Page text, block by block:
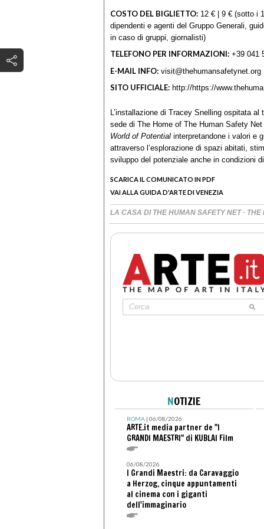
COSTO DEL BIGLIETTO: 12 € | 9 € (sotto i
dipendenti e agenti del Gruppo Generali,
in caso di gruppi, giornalisti)
TELEFONO PER INFORMAZIONI: +39 041
E-MAIL INFO: visit@thehumansafetynet.org
SITO UFFICIALE: http://https://
L’installazione di Tracey Snelling ospitata
sede di The Home of The Human Safety
World of Potential interpretandone i valori e
attraverso l’esplorazione di spazi abitati,
sviluppo del potenziale anche in condizioni
SCARICA IL COMUNICATO IN PDF
VAI ALLA GUIDA D'ARTE DI VENEZIA
LA CASA DI THE HUMAN SAFETY NET · THE
NOTIZIE
ROMA| 06/08/2026
ARTE.it media partner de "I
GRANDI MAESTRI" di KUBLAI Film
06/08/2026
I Grandi Maestri: da Caravaggio
a Herzog, cinque appuntamenti
al cinema con i giganti
dell'immaginario